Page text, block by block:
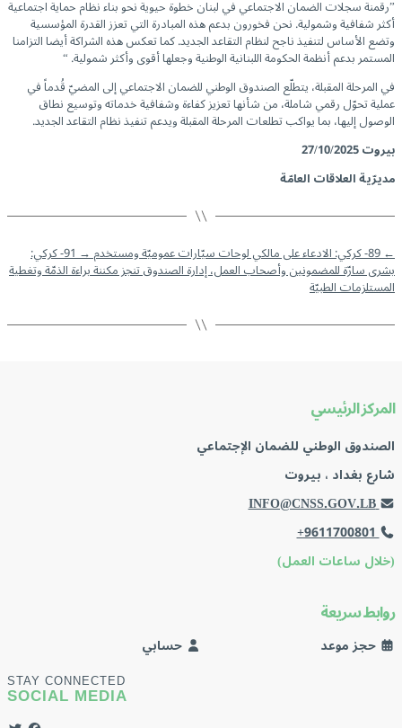
”رقمنة سجلات الضمان الاجتماعي في لبنان خطوة حيوية نحو بناء نظام حماية اجتماعية
أكثر شفافية وشمولية. نحن فخورون بدعم هذه المبادرة التي تعزز القدرة المؤسسية
وتضع الأساس لتنفيذ ناجح لنظام التقاعد الجديد. كما تعكس هذه الشراكة أيضا التزامنا
المستمر بدعم أنظمة الحكومة اللبنانية الوطنية وجعلها أقوى وأكثر شمولية. “
في المرحلة المقبلة، يتطلّع الصندوق الوطني للضمان الاجتماعي إلى المضيّ قُدماً في
عملية تحوّل رقمي شاملة، من شأنها تعزيز كفاءة وشفافية خدماته وتوسيع نطاق
الوصول إليها، بما يواكب تطلعات المرحلة المقبلة ويدعم تنفيذ نظام التقاعد الجديد.
بيروت27/10/2025
مديرّية العلاقات العامّة
←89- كركي: الادعاء على مالكي لوحات سيّارات عموميّة ومستخدم → 91- كركي:
بشرى سارّة للمضمونين وأصحاب العمل، إدارة الصندوق تنجز مكننة براءة الذمّة وتغطية
المستلزمات الطبيّة
المركز الرئيسي
الصندوق الوطني للضمان الإجتماعي
شارع بغداد ، بيروت
INFO@CNSS.GOV.LB
+9611700801
(خلال ساعات العمل)
روابط سريعة
حجز موعد حسابي
STAY CONNECTED
SOCIAL MEDIA